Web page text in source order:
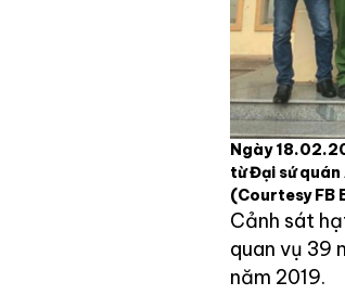
Ngày
từ Đại sứ
(Courtesy FB
Cảnh sát
quan vụ 39
năm 2019.